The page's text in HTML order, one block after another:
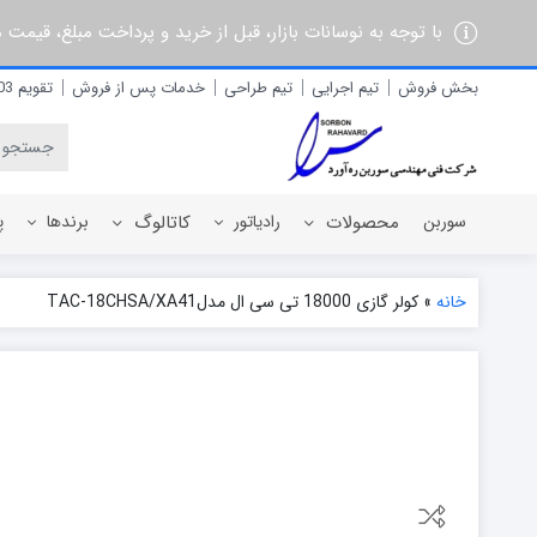
با توجه به نوسانات بازار، قبل از خرید و پرداخت مبلغ،
بخش فروش تیم اجرایی تیم طراحی خدمات پس از فروش تقویم 1403
سوربن محصولات رادیاتور کاتالوگ برندها
خانه» کولر گازی 18000 تی سی ال مدلTAC-18CHSA/XA41